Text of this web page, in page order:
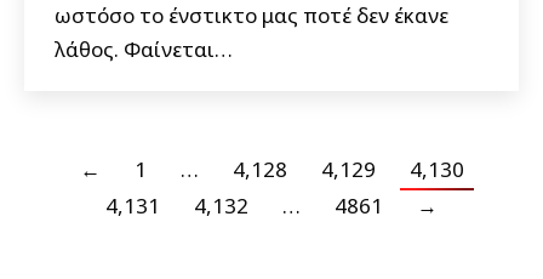
ωστόσο το ένστικτο μας ποτέ δεν έκανε
λάθος. Φαίνεται…
← 1 … 4,128 4,129
4,130
4,131
4,132 … 4861 →